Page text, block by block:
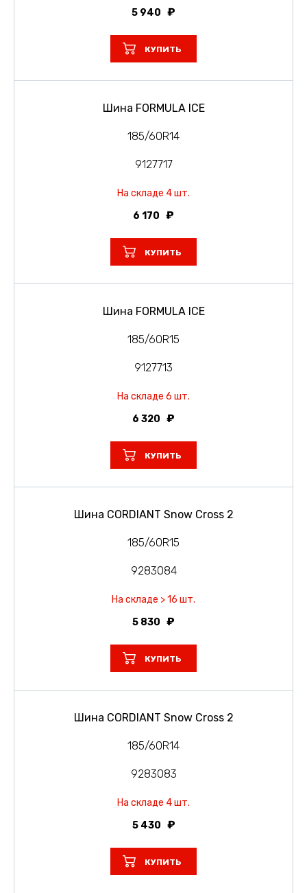
5 940
КУПИТЬ
Шина FORMULA ICE
185/60R14
9127717
На складе 4 шт.
6 170
КУПИТЬ
Шина FORMULA ICE
185/60R15
9127713
На складе 6 шт.
6 320
КУПИТЬ
Шина CORDIANT Snow Cross 2
185/60R15
9283084
На складе > 16 шт.
5 830
КУПИТЬ
Шина CORDIANT Snow Cross 2
185/60R14
9283083
На складе 4 шт.
5 430
КУПИТЬ